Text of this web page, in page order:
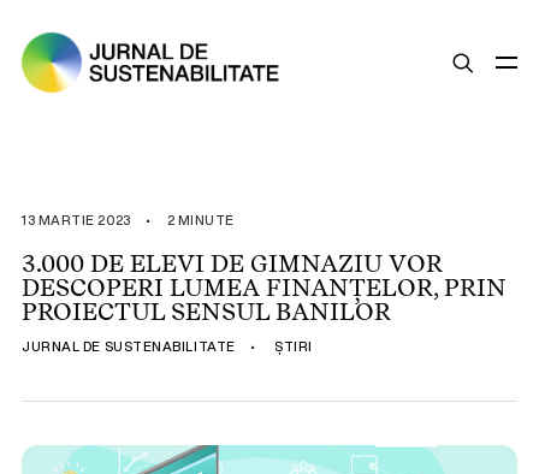
ȘTIRI
OPINII
ESG
COMPANII SUSTENABILE
13 MARTIE 2023 • 2 MINUTE
3.000 DE ELEVI DE GIMNAZIU VOR
DESCOPERI LUMEA FINANȚELOR, PRIN
PROIECTUL SENSUL BANILOR
JURNAL DE SUSTENABILITATE • ȘTIRI